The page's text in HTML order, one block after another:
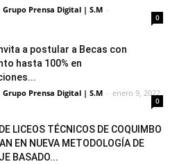
Prensa Digital | S.M -
0
a postular a Becas con
hasta 100% en
Prensa Digital | S.M - enero 9, 2022
0
LICEOS TÉCNICOS DE COQUIMBO
EN NUEVA METODOLOGÍA DE
BASADO...